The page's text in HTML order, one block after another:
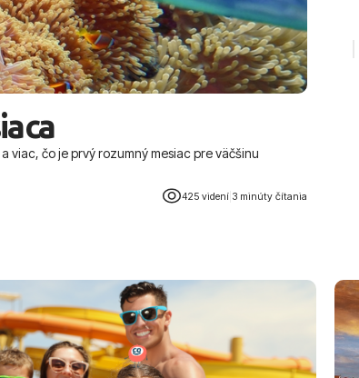
viac, čo je prvý rozumný mesiac pre väčšinu
425 videní 3 minúty čítania